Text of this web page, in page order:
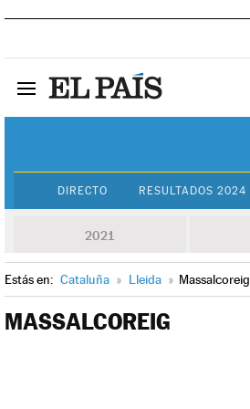
DIRECTO RESULTADOS 2024
2021
Estás en: Cataluña » Lleida » Massalcoreig
MASSALCOREIG